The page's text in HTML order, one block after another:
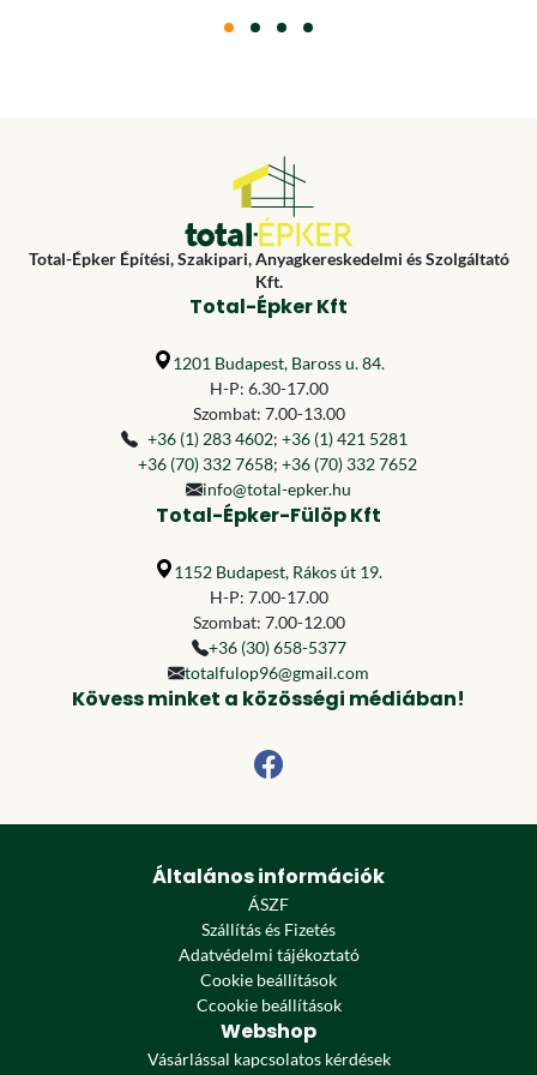
Total-Épker Építési, Szakipari, Anyagkereskedelmi és Szolgáltató
Kft.
Total-Épker Kft
1201 Budapest, Baross u. 84.
H-P: 6.30-17.00
Szombat: 7.00-13.00
+36 (1) 283 4602; +36 (1) 421 5281
+36 (70) 332 7658; +36 (70) 332 7652
info@total-epker.hu
Total-Épker-Fülöp Kft
1152 Budapest, Rákos út 19.
H-P: 7.00-17.00
Szombat: 7.00-12.00
+36 (30) 658-5377
totalfulop96@gmail.com
Kövess minket a közösségi médiában!
Általános információk
ÁSZF
Szállítás és Fizetés
Adatvédelmi tájékoztató
Cookie beállítások
Ccookie beállítások
Webshop
Vásárlással kapcsolatos kérdések